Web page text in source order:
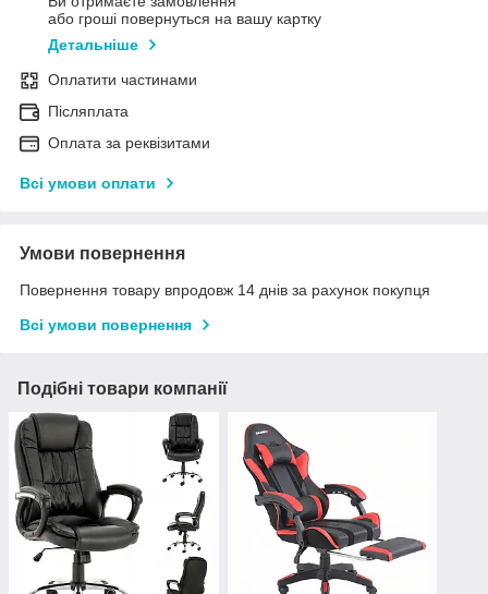
або гроші повернуться на вашу картку
Детальніше
Оплатити частинами
Післяплата
Оплата за реквізитами
Всі умови оплати
Умови повернення
Повернення товару впродовж 14 днів за рахунок покупця
Всі умови повернення
Подібні товари компанії